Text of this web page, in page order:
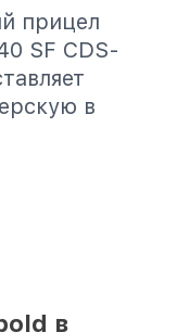
прицел
SF CDS-
в
в